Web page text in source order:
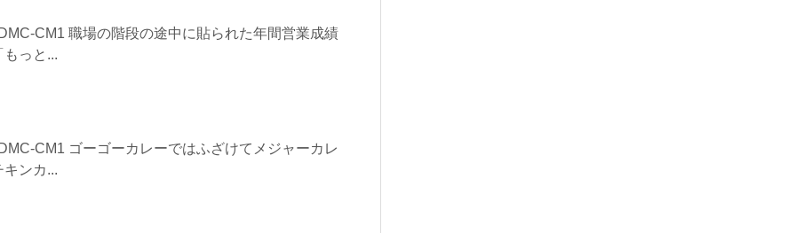
CM1 職場の階段の途中に貼られた年間営業成績
っと...
CM1 ゴーゴーカレーではふざけてメジャーカレ
ンカ...